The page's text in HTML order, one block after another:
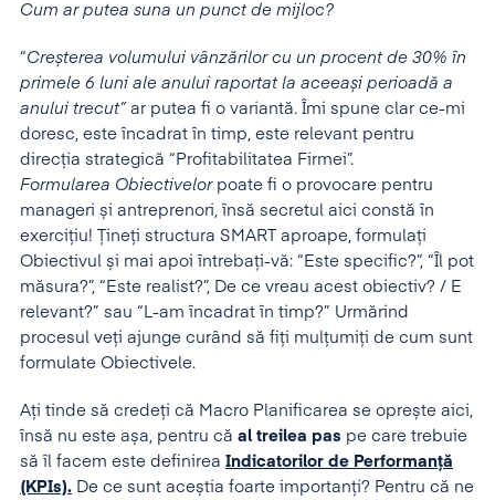
Cum ar putea suna un punct de mijloc?
“Creșterea volumului vânzărilor cu un procent de 30% în
primele 6 luni ale anului raportat la aceeași perioadă a
anului trecut” ar putea fi o variantă. Îmi spune clar ce-mi
doresc, este încadrat în timp, este relevant pentru
direcția strategică “Profitabilitatea Firmei”.
Formularea Obiectivelorpoate fi o provocare pentru
manageri și antreprenori, însă secretul aici constă în
exercițiu! Țineți structura SMART aproape, formulați
Obiectivul și mai apoi întrebați-vă: “Este specific?”, “Îl pot
măsura?”, “Este realist?”, De ce vreau acest obiectiv? / E
relevant?” sau “L-am încadrat în timp?” Urmărind
procesul veți ajunge curând să fiți mulțumiți de cum sunt
formulate Obiectivele.
Ați tinde să credeți că Macro Planificarea se oprește aici,
însă nu este așa, pentru că al treilea pas pe care trebuie
să îl facem este definirea Indicatorilor de Performanță
(KPIs). De ce sunt aceștia foarte importanți? Pentru că ne